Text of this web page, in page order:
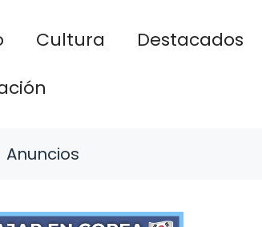
Cultura Destacados
Anuncios